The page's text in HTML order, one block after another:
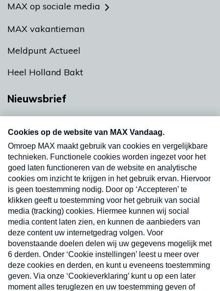
MAX op sociale media
MAX vakantieman
Meldpunt Actueel
Heel Holland Bakt
Nieuwsbrief
nieuwsbrief. Elke vrijdag- en dinsdagochtend in
uw mailbox.
Verzend
Nieuwsbrief
Neem hier een gratis abonnement op onze